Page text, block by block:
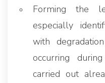
Forming the
especially
with
occurring
carried out